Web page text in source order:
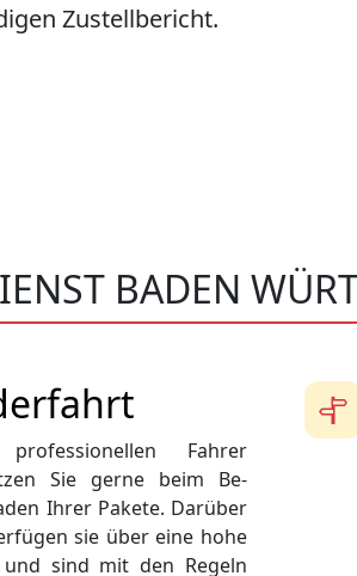
Zustellbericht.
BADEN
Fahrer
Sie gerne beim Be-
Ihrer Pakete. Darüber
sie über eine hohe
und sind mit den Regeln